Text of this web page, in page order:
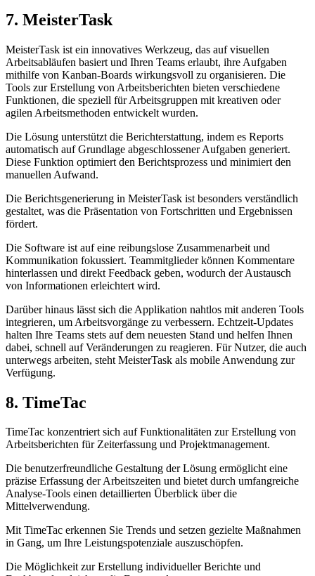
7. MeisterTask
MeisterTask ist ein innovatives Werkzeug, das auf visuellen
Arbeitsabläufen basiert und Ihren Teams erlaubt, ihre Aufgaben
mithilfe von Kanban-Boards wirkungsvoll zu organisieren. Die
Tools zur Erstellung von Arbeitsberichten bieten verschiedene
Funktionen, die speziell für Arbeitsgruppen mit kreativen oder
agilen Arbeitsmethoden entwickelt wurden.
Die Lösung unterstützt die Berichterstattung, indem es Reports
automatisch auf Grundlage abgeschlossener Aufgaben generiert.
Diese Funktion optimiert den Berichtsprozess und minimiert den
manuellen Aufwand.
Die Berichtsgenerierung in MeisterTask ist besonders verständlich
gestaltet, was die Präsentation von Fortschritten und Ergebnissen
fördert.
Die Software ist auf eine reibungslose Zusammenarbeit und
Kommunikation fokussiert. Teammitglieder können Kommentare
hinterlassen und direkt Feedback geben, wodurch der Austausch
von Informationen erleichtert wird.
Darüber hinaus lässt sich die Applikation nahtlos mit anderen Tools
integrieren, um Arbeitsvorgänge zu verbessern. Echtzeit-Updates
halten Ihre Teams stets auf dem neuesten Stand und helfen Ihnen
dabei, schnell auf Veränderungen zu reagieren. Für Nutzer, die auch
unterwegs arbeiten, steht MeisterTask als mobile Anwendung zur
Verfügung.
8. TimeTac
TimeTac konzentriert sich auf Funktionalitäten zur Erstellung von
Arbeitsberichten für Zeiterfassung und Projektmanagement.
Die benutzerfreundliche Gestaltung der Lösung ermöglicht eine
präzise Erfassung der Arbeitszeiten und bietet durch umfangreiche
Analyse-Tools einen detaillierten Überblick über die
Mittelverwendung.
Mit TimeTac erkennen Sie Trends und setzen gezielte Maßnahmen
in Gang, um Ihre Leistungspotenziale auszuschöpfen.
Die Möglichkeit zur Erstellung individueller Berichte und